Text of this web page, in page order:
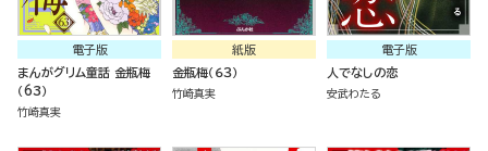
電子版
まんがグリム童話 金瓶梅
（63）
竹崎真実
紙版
金瓶梅（６３）
竹崎真実
電子版
人でなしの恋
安武わたる